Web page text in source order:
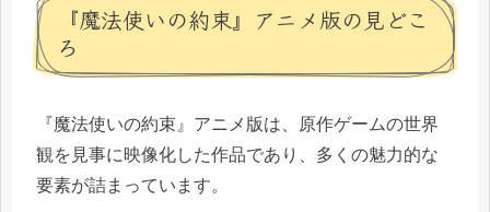
『魔法使いの約束』アニメ版の見どこ
ろ
『魔法使いの約束』アニメ版は、原作ゲームの世界
観を見事に映像化した作品であり、多くの魅力的な
要素が詰まっています。